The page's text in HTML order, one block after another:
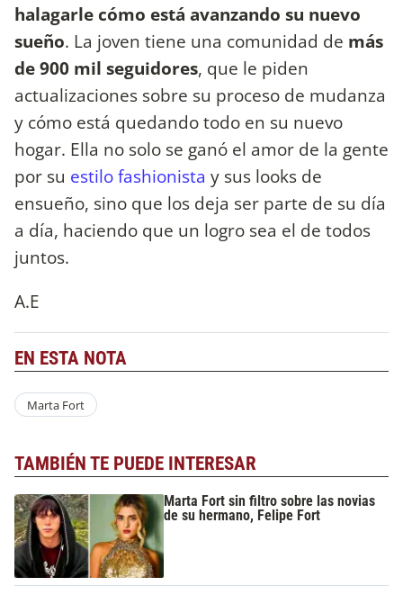
halagarle cómo está avanzando su nuevo
sueño. La joven tiene una comunidad de más
de 900 mil seguidores, que le piden
actualizaciones sobre su proceso de mudanza
y cómo está quedando todo en su nuevo
hogar. Ella no solo se ganó el amor de la gente
por su estilo fashionista y sus looks de
ensueño, sino que los deja ser parte de su día
a día, haciendo que un logro sea el de todos
juntos.
A.E
EN ESTA NOTA
Marta Fort
TAMBIÉN TE PUEDE INTERESAR
Marta Fort sin filtro sobre las novias
de su hermano, Felipe Fort